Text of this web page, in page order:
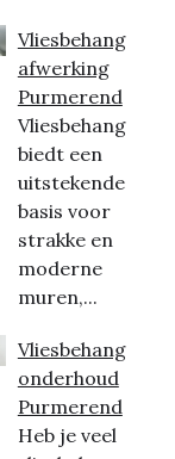
Vliesbehang
afwerking
Purmerend
Vliesbehang
biedt een
uitstekende
basis voor
strakke en
moderne
muren,...
Vliesbehang
onderhoud
Purmerend
Heb je veel